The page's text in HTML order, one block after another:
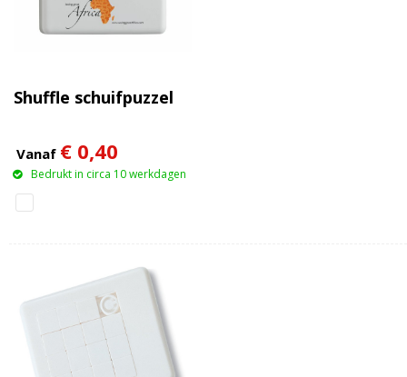
Shuffle schuifpuzzel
Vanaf € 0,40
Bedrukt in circa 10 werkdagen